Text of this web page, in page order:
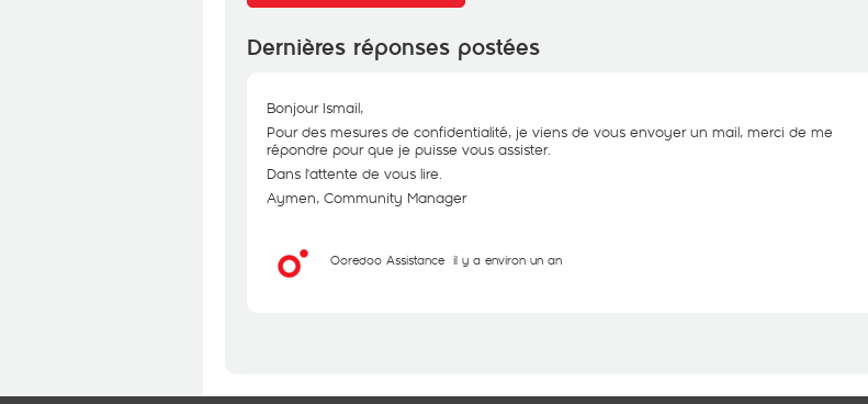
Dernières réponses postées
Bonjour Ismail,
Pour des mesures de confidentialité, je viens de vous envoyer un mail, merci de me
répondre pour que je puisse vous assister.
Dans l'attente de vous lire.
Aymen, Community Manager
Ooredoo Assistance il y a environ un an